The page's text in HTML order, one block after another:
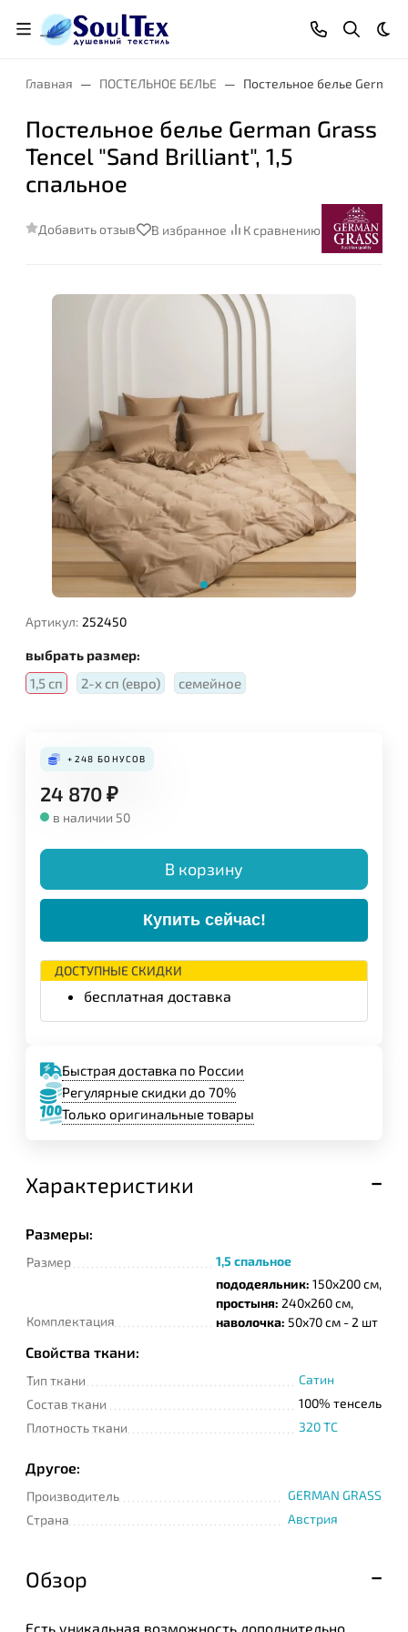
Главная ПОСТЕЛЬНОЕ БЕЛЬЕ Постельное белье German
Постельное белье German Grass
Tencel "Sand Brilliant", 1,5
спальное
Добавить отзыв В избранное К сравнению
Артикул: 252450
выбрать размер:
1,5 сп
2-х сп (евро) семейное
+248 БОНУСОВ
24 870₽
в наличии 50
В корзину
Купить сейчас!
ДОСТУПНЫЕ СКИДКИ
бесплатная доставка
Быстрая доставка по России
Регулярные скидки до 70%
Только оригинальные товары
Характеристики
Размеры:
Размер 1,5 спальное
Комплектация
пододеяльник: 150x200 см,
простыня: 240x260 см,
наволочка: 50x70 см - 2 шт
Свойства ткани:
Тип ткани
Сатин
Состав ткани
100% тенсель
Плотность ткани
320 TC
Другое:
Производитель
GERMAN GRASS
Страна
Австрия
Обзор
Есть уникальная возможность дополнительно